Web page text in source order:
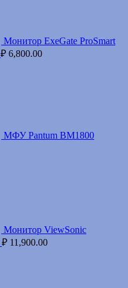
Монитор ExeGate ProSmart
₽ 6,800.00
МФУ Pantum BM1800
Монитор ViewSonic
₽ 11,900.00